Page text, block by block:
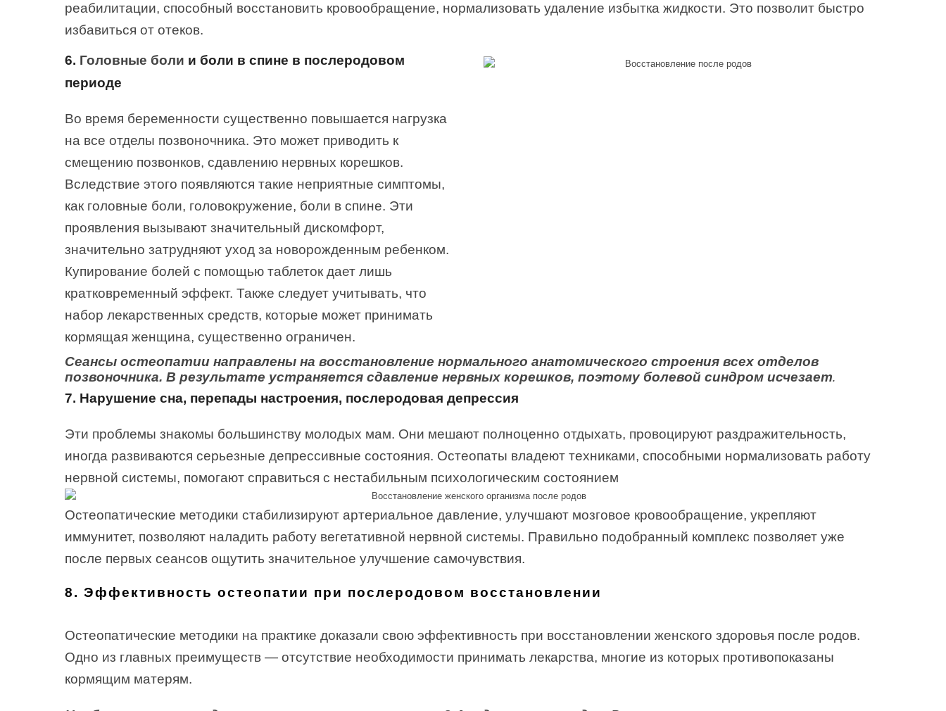
реабилитации, способный восстановить кровообращение, нормализовать удаление избытка жидкости. Это позволит быстро
избавиться от отеков.
6. Головные боли и боли в спине в послеродовом
периоде
Во время беременности существенно повышается нагрузка
на все отделы позвоночника. Это может приводить к
смещению позвонков, сдавлению нервных корешков.
Вследствие этого появляются такие неприятные симптомы,
как головные боли, головокружение, боли в спине. Эти
проявления вызывают значительный дискомфорт,
значительно затрудняют уход за новорожденным ребенком.
Купирование болей с помощью таблеток дает лишь
кратковременный эффект. Также следует учитывать, что
набор лекарственных средств, которые может принимать
кормящая женщина, существенно ограничен.
Сеансы остеопатии направлены на восстановление нормального анатомического строения всех отделов
позвоночника. В результате устраняется сдавление нервных корешков, поэтому болевой синдром исчезает.
7. Нарушение сна, перепады настроения, послеродовая депрессия
Эти проблемы знакомы большинству молодых мам. Они мешают полноценно отдыхать, провоцируют раздражительность,
иногда развиваются серьезные депрессивные состояния. Остеопаты владеют техниками, способными нормализовать работу
нервной системы, помогают справиться с нестабильным психологическим состоянием
Остеопатические методики стабилизируют артериальное давление, улучшают мозговое кровообращение, укрепляют
иммунитет, позволяют наладить работу вегетативной нервной системы. Правильно подобранный комплекс позволяет уже
после первых сеансов ощутить значительное улучшение самочувствия.
8. Эффективность остеопатии при послеродовом восстановлении
Остеопатические методики на практике доказали свою эффективность при восстановлении женского здоровья после родов.
Одно из главных преимуществ — отсутствие необходимости принимать лекарства, многие из которых противопоказаны
кормящим матерям.